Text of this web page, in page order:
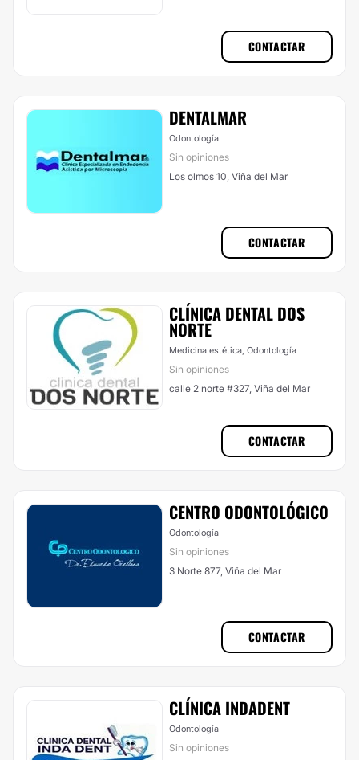
CONTACTAR
DENTALMAR
Odontología
Sin opiniones
Los olmos 10, Viña del Mar
CONTACTAR
CLÍNICA DENTAL DOS
NORTE
Medicina estética, Odontología
Sin opiniones
calle 2 norte #327, Viña del Mar
CONTACTAR
CENTRO ODONTOLÓGICO
Odontología
Sin opiniones
3 Norte 877, Viña del Mar
CONTACTAR
CLÍNICA INDADENT
Odontología
Sin opiniones